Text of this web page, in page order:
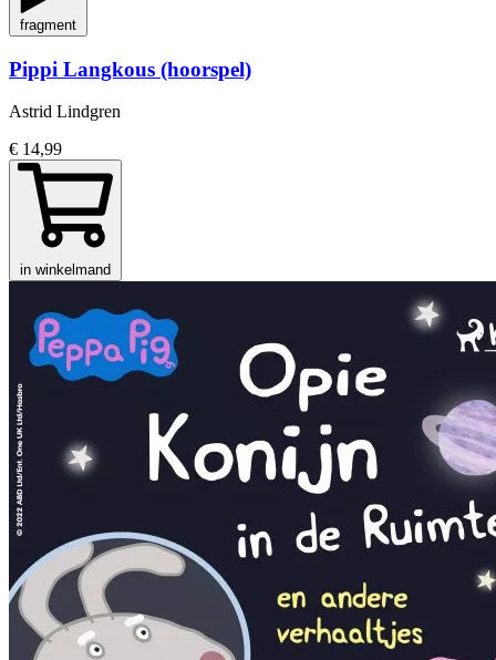
fragment
Pippi Langkous (hoorspel)
Astrid Lindgren
€ 14,99
in winkelmand